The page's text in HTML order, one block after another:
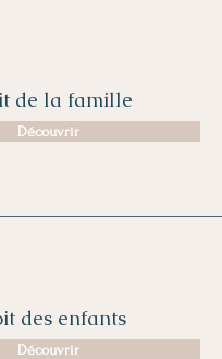
de la famille
Découvrir
des enfants
Découvrir